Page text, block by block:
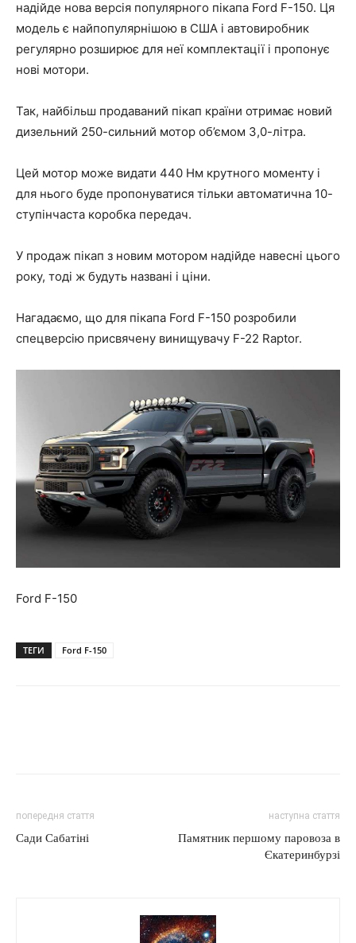
надійде нова версія популярного пікапа Ford F-150. Ця
модель є найпопулярнішою в США і автовиробник
регулярно розширює для неї комплектації і пропонує
нові мотори.
Так, найбільш продаваний пікап країни отримає новий
дизельний 250-сильний мотор об’ємом 3,0-літра.
Цей мотор може видати 440 Нм крутного моменту і
для нього буде пропонуватися тільки автоматична 10-
ступінчаста коробка передач.
У продаж пікап з новим мотором надійде навесні цього
року, тоді ж будуть названі і ціни.
Нагадаємо, що для пікапа Ford F-150 розробили
спецверсію присвячену винищувачу F-22 Raptor.
Ford F-150
ТЕГИ Ford F-150
попередня стаття
Сади Сабатіні
наступна стаття
Памятник першому паровоза в
Єкатеринбурзі